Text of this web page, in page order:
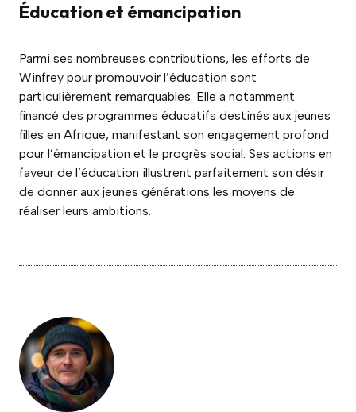
Éducation et émancipation
Parmi ses nombreuses contributions, les efforts de
Winfrey pour promouvoir l’éducation sont
particulièrement remarquables. Elle a notamment
financé des programmes éducatifs destinés aux jeunes
filles en Afrique, manifestant son engagement profond
pour l’émancipation et le progrès social. Ses actions en
faveur de l’éducation illustrent parfaitement son désir
de donner aux jeunes générations les moyens de
réaliser leurs ambitions.